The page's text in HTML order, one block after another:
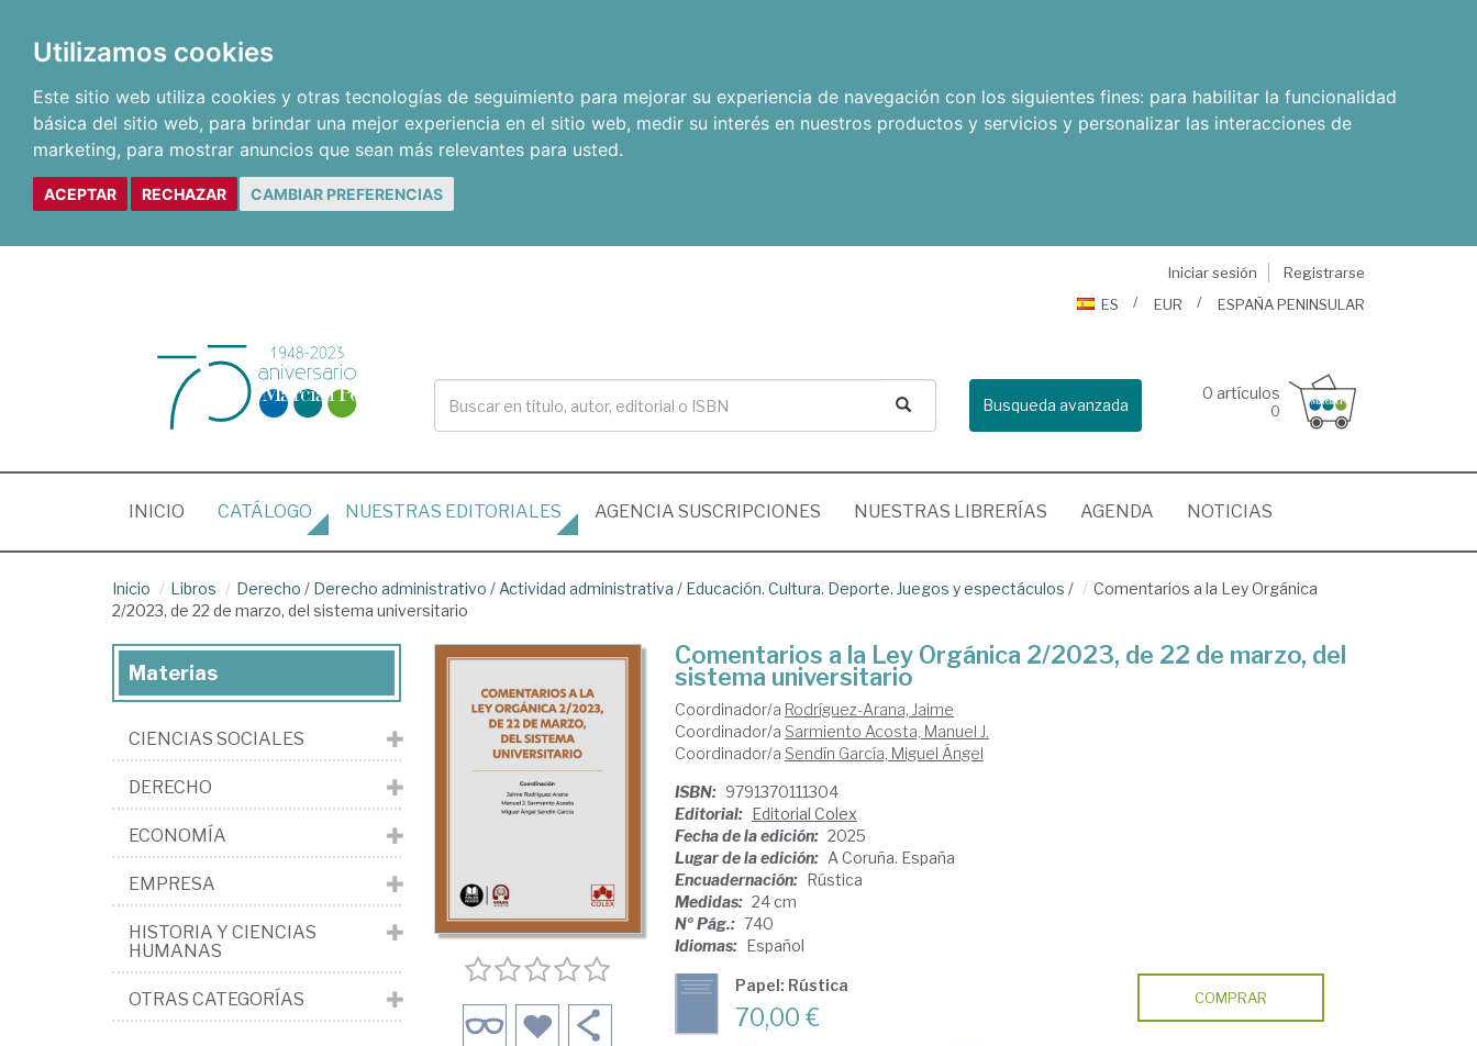
Utilizamos cookies
Este sitio web utiliza cookies y otras tecnologías de seguimiento para mejorar su experiencia de navegación con los siguientes fines: para habilitar la funcionalidad
básica del sitio web, para brindar una mejor experiencia en el sitio web, medir su interés en nuestros productos y servicios y personalizar las interacciones de
marketing, para mostrar anuncios que sean más relevantes para usted.
ACEPTAR RECHAZAR CAMBIAR PREFERENCIAS
Iniciar sesión
Registrarse
ES
EUR ESPAÑA PENINSULAR
Busqueda avanzada
0 artículos
0
INICIO (CURRENT)
CATÁLOGO NUESTRAS EDITORIALES AGENCIA SUSCRIPCIONES NUESTRAS LIBRERÍAS AGENDA NOTICIAS
Inicio Libros Derecho / Derecho administrativo / Actividad administrativa / Educación. Cultura. Deporte. Juegos y espectáculos /
Comentarios a la Ley Orgánica
2/2023, de 22 de marzo, del sistema universitario
Comentarios a la Ley Orgánica 2/2023, de 22 de marzo, del
sistema universitario
Coordinador/a Rodríguez-Arana, Jaime
Coordinador/a Sarmiento Acosta, Manuel J.
Coordinador/a Sendín García, Miguel Ángel
ISBN: 9791370111304
Editorial: Editorial Colex
Fecha de la edición: 2025
Lugar de la edición: A Coruña. España
Encuadernación: Rústica
Medidas: 24 cm
Nº Pág.: 740
Idiomas: Español
Papel: Rústica
70,00 €
COMPRAR
Materias
CIENCIAS SOCIALES
DERECHO
ECONOMÍA
EMPRESA
HISTORIA Y CIENCIAS
HUMANAS
OTRAS CATEGORÍAS